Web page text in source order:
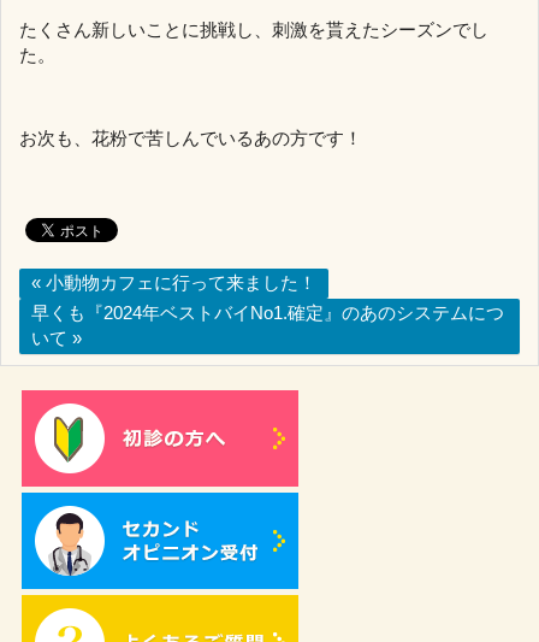
たくさん新しいことに挑戦し、刺激を貰えたシーズンでし
た。
お次も、花粉で苦しんでいるあの方です！
« 小動物カフェに行って来ました！
早くも『2024年ベストバイNo1.確定』のあのシステムにつ
いて »